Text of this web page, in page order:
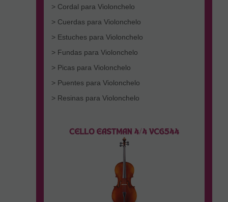
> Cordal para Violonchelo
> Cuerdas para Violonchelo
> Estuches para Violonchelo
> Fundas para Violonchelo
> Picas para Violonchelo
> Puentes para Violonchelo
> Resinas para Violonchelo